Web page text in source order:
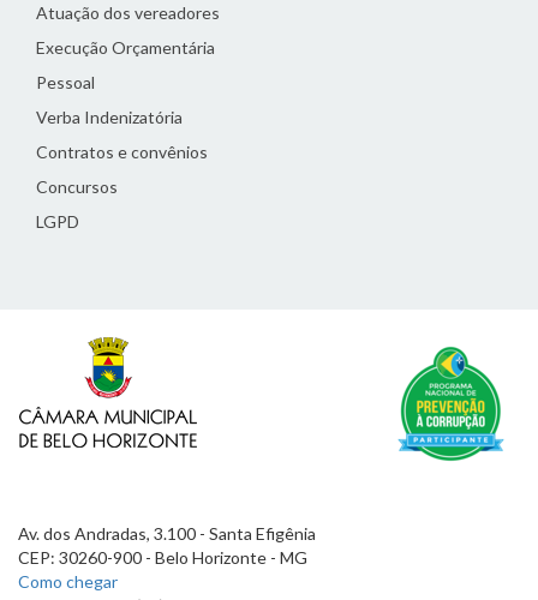
Atuação dos vereadores
Execução Orçamentária
Pessoal
Verba Indenizatória
Contratos e convênios
Concursos
LGPD
Av. dos Andradas, 3.100 - Santa Efigênia
CEP: 30260-900 - Belo Horizonte - MG
Como chegar